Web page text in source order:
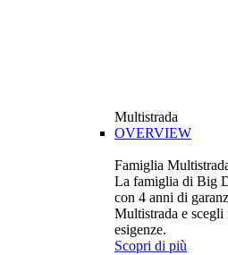
Multistrada
OVERVIEW
Famiglia
La famiglia di Big
con 4 anni di
Multistrada e
esigenze.
Scopri di più